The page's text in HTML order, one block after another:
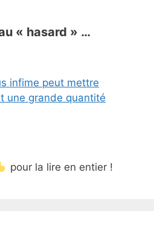
« hasard » …
infime peut mettre
une grande quantité
pour la lire en entier !